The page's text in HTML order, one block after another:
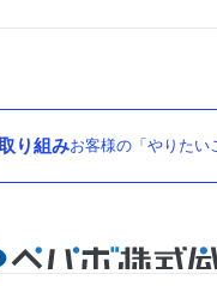
り組みお客様の「やりたい